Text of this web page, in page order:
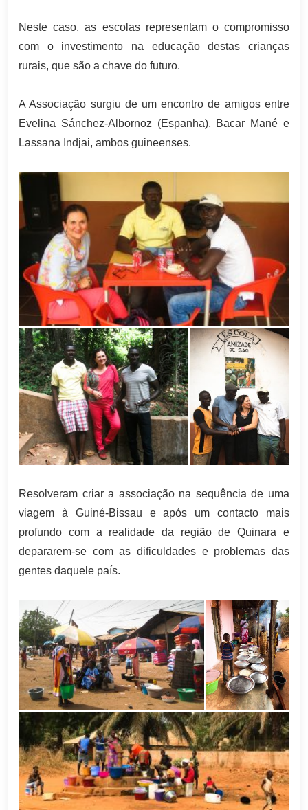
Neste caso, as escolas representam o compromisso
com o investimento na educação destas crianças
rurais, que são a chave do futuro.
A Associação surgiu de um encontro de amigos entre
Evelina Sánchez-Albornoz (Espanha), Bacar Mané e
Lassana Indjai, ambos guineenses.
Resolveram criar a associação na sequência de uma
viagem à Guiné-Bissau e após um contacto mais
profundo com a realidade da região de Quinara e
depararem-se com as dificuldades e problemas das
gentes daquele país.